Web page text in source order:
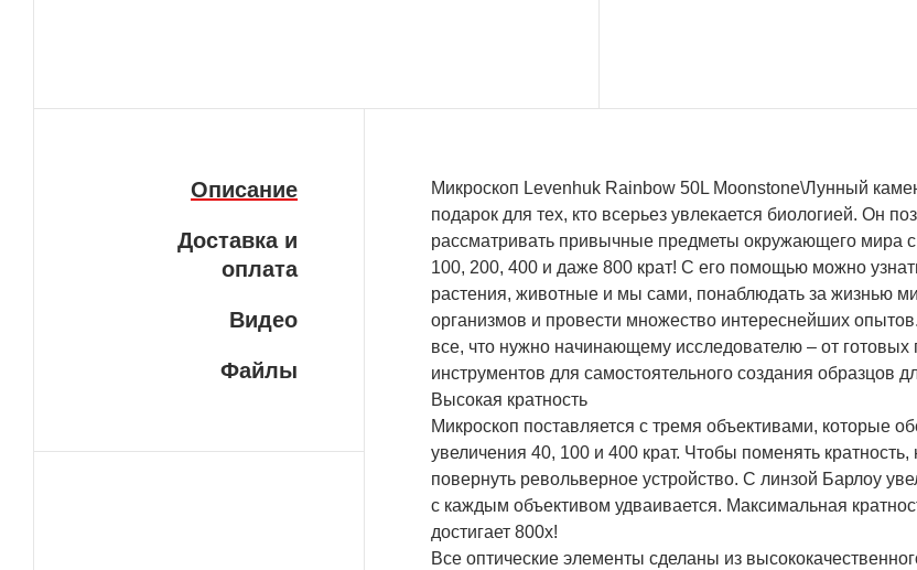
Описание
Доставка и
оплата
Видео
Файлы
Микроскоп Levenhuk Rainbow 50L Moonstone\Лунный
подарок для тех, кто всерьез увлекается биологией. Он
рассматривать привычные предметы окружающего мира
100, 200, 400 и даже 800 крат! С его помощью можно
растения, животные и мы сами, понаблюдать за жизнью
организмов и провести множество интереснейших
все, что нужно начинающему исследователю – от готовых
инструментов для самостоятельного создания образцов
Высокая кратность
Микроскоп поставляется с тремя объективами, которые
увеличения 40, 100 и 400 крат. Чтобы поменять кратность,
повернуть револьверное устройство. С линзой Барлоу
с каждым объективом удваивается. Максимальная
достигает 800x!
Все оптические элементы сделаны из